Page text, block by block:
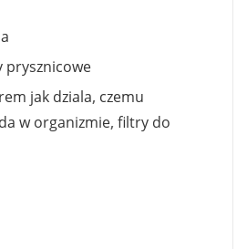
prysznicowe
jak dziala, czemu
w organizmie, filtry do